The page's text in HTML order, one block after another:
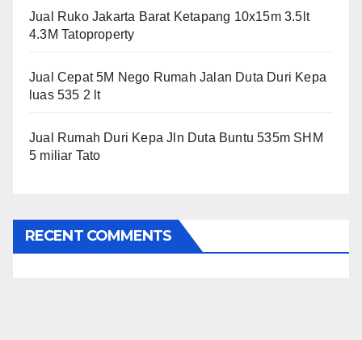
Jual Ruko Jakarta Barat Ketapang 10x15m 3.5lt
4.3M Tatoproperty
Jual Cepat 5M Nego Rumah Jalan Duta Duri Kepa
luas 535 2 lt
Jual Rumah Duri Kepa Jln Duta Buntu 535m SHM
5 miliar Tato
RECENT COMMENTS